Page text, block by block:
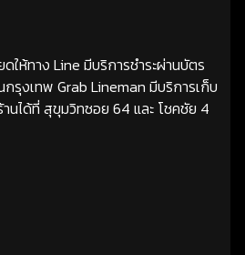
ดให้ทาง Line มีบริการชำระผ่านบัตร
รุงเทพ Grab Lineman มีบริการเก็บ
นได้ที่ สุขุมวิทซอย 64 และ โชคชัย 4